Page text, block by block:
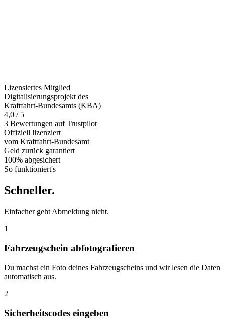
Lizensiertes Mitglied
Digitalisierungsprojekt des
Kraftfahrt-Bundesamts (KBA)
4,0 / 5
3 Bewertungen auf Trustpilot
Offiziell lizenziert
vom Kraftfahrt-Bundesamt
Geld zurück garantiert
100% abgesichert
So funktioniert's
Schneller.
Einfacher geht Abmeldung nicht.
1
Fahrzeugschein abfotografieren
Du machst ein Foto deines Fahrzeugscheins und wir lesen die Daten
automatisch aus.
2
Sicherheitscodes eingeben